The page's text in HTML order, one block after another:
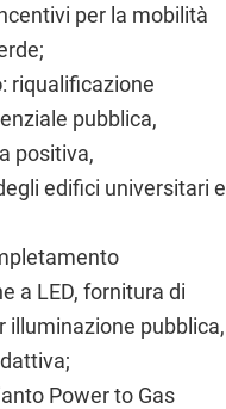
per la mobilità
: riqualificazione
pubblica,
positiva,
edifici universitari e
a LED, fornitura di
illuminazione pubblica,
Power to Gas